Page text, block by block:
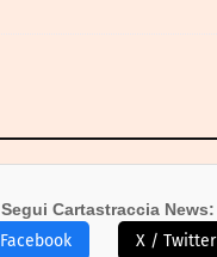
Segui Cartastraccia News:
Facebook X / Twitter